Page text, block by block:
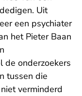
Uit
een psychiater
het Pieter Baan
de onderzoekers
tussen die
verminderd